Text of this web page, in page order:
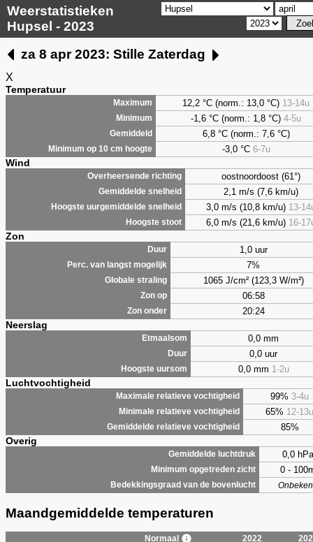
Weerstatistieken
Hupsel - 2023
za 8 apr 2023: Stille Zaterdag
X
Temperatuur
Maximum 12,2 °C (norm.: 13,0 °C) 13-14u
Minimum -1,6 °C (norm.: 1,8 °C) 4-5u
Gemiddeld 6,8°C (norm.: 7,6 °C)
Minimum op 10 cm hoogte -3,0 °C 6-7u
Wind
Overheersende richting oostnoordoost (61°)
Gemiddelde snelheid 2,1 m/s (7,6 km/u)
Hoogste uurgemiddelde snelheid 3,0 m/s (10,8 km/u) 13-
Hoogste stoot 6,0 m/s (21,6 km/u) 16-
Zon
Duur 1,0 uur
Perc. van langst mogelijk 7%
Globale straling 1065 J/cm² (123,3 W/m²)
Zon op 06:58
Zon onder 20:24
Neerslag
Etmaalsom 0,0 mm
Duur 0,0 uur
Hoogste uursom 0,0 mm 1-2u
Luchtvochtigheid
Maximale relatieve vochtigheid 99% 3-4u
Minimale relatieve vochtigheid 65% 12-13u
Gemiddelde relatieve vochtigheid 85%
Overig
Gemiddelde luchtdruk 0,0 hPa
Minimum opgetreden zicht 0 -
Bedekkingsgraad van de bovenlucht
Maandgemiddelde temperaturen
Normaal 2022